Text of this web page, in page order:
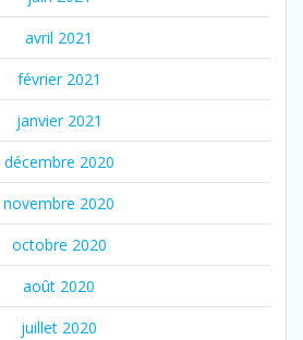
avril 2021
février 2021
janvier 2021
décembre 2020
novembre 2020
octobre 2020
août 2020
juillet 2020